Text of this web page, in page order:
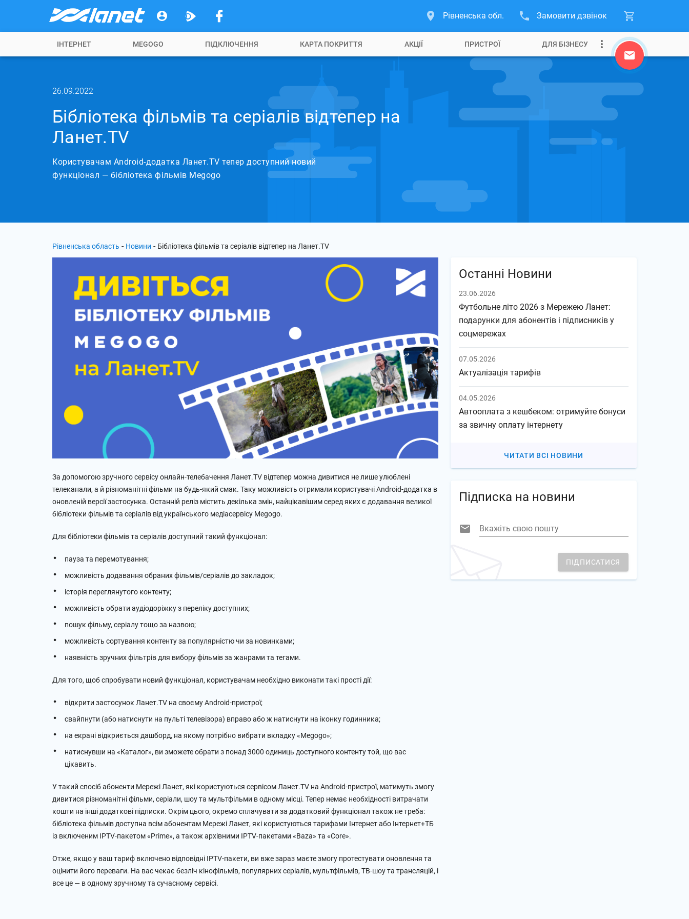
Рівненська обл. Замовити дзвінок
ІНТЕРНЕТ MEGOGO ПІДКЛЮЧЕННЯ КАРТА ПОКРИТТЯ АКЦІЇ ПРИСТРОЇ ДЛЯ БІЗНЕСУ
26.09.2022
Бібліотека фільмів та серіалів відтепер на
Ланет.TV
Користувачам Android-додатка Ланет.TV тепер доступний новий
функціонал — бібліотека фільмів Megogo
Рівненська область - Новини - Бібліотека фільмів та серіалів відтепер на Ланет.TV
За допомогою зручного сервісу онлайн-телебачення Ланет.TV відтепер можна дивитися не лише улюблені
телеканали, а й різноманітні фільми на будь-який смак. Таку можливість отримали користувачі Android-додатка в
оновленій версії застосунка. Останній реліз містить декілька змін, найцікавішим серед яких є додавання великої
бібліотеки фільмів та серіалів від українського медіасервісу Megogo.
Для бібліотеки фільмів та серіалів доступний такий функціонал:
пауза та перемотування;
можливість додавання обраних фільмів/серіалів до закладок;
історія переглянутого контенту;
можливість обрати аудіодоріжку з переліку доступних;
пошук фільму, серіалу тощо за назвою;
можливість сортування контенту за популярністю чи за новинками;
наявність зручних фільтрів для вибору фільмів за жанрами та тегами.
Для того, щоб спробувати новий функціонал, користувачам необхідно виконати такі прості дії:
відкрити застосунок Ланет.TV на своєму Android-пристрої;
свайпнути (або натиснути на пульті телевізора) вправо або ж натиснути на іконку годинника;
на екрані відкриється дашборд, на якому потрібно вибрати вкладку «Megogo»;
натиснувши на «Каталог», ви зможете обрати з понад 3000 одиниць доступного контенту той, що вас
цікавить.
У такий спосіб абоненти Мережі Ланет, які користуються сервісом Ланет.TV на Android-пристрої, матимуть змогу
дивитися різноманітні фільми, серіали, шоу та мультфільми в одному місці. Тепер немає необхідності витрачати
кошти на інші додаткові підписки. Окрім цього, окремо сплачувати за додатковий функціонал також не треба:
бібліотека фільмів доступна всім абонентам Мережі Ланет, які користуються тарифами Інтернет або Інтернет+ТБ
із включеним IPTV-пакетом «Prime», а також архівними IPTV-пакетами «Baza» та «Core».
Отже, якщо у ваш тариф включено відповідні IPTV-пакети, ви вже зараз маєте змогу протестувати оновлення та
оцінити його переваги. На вас чекає безліч кінофільмів, популярних серіалів, мультфільмів, ТВ-шоу та трансляцій, і
все це — в одному зручному та сучасному сервісі.
Останні Новини
23.06.2026
Футбольне літо 2026 з Мережею Ланет:
подарунки для абонентів і підписників у
соцмережах
07.05.2026
Актуалізація тарифів
04.05.2026
Автооплата з кешбеком: отримуйте бонуси
за звичну оплату інтернету
ЧИТАТИ ВСІ НОВИНИ
Підписка на новини
Вкажіть свою пошту
ПІДПИСАТИСЯ